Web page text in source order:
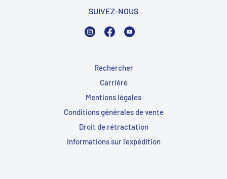
SUIVEZ-NOUS
InstagramFacebook
Rechercher
Carrière
Mentions légales
Conditions générales de vente
Droit de rétractation
Informations sur l'expédition